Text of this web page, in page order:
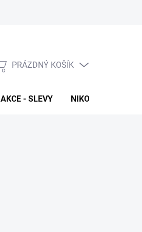
NÁKUPNÍ
PRÁZDNÝ KOŠÍK
AKCE - SLEVY NIKOTINOVÉ